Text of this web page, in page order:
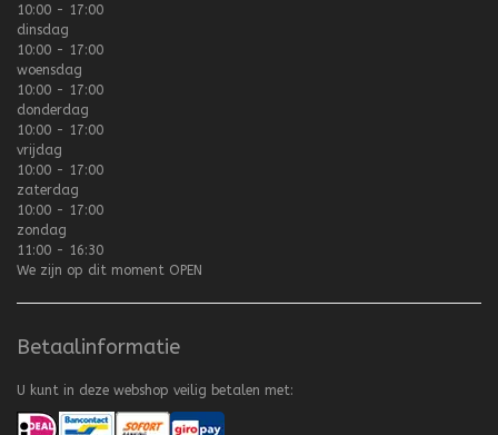
10:00 - 17:00
dinsdag
10:00 - 17:00
woensdag
10:00 - 17:00
donderdag
10:00 - 17:00
vrijdag
10:00 - 17:00
zaterdag
10:00 - 17:00
zondag
11:00 - 16:30
We zijn op dit moment OPEN
Betaalinformatie
U kunt in deze webshop veilig betalen met: